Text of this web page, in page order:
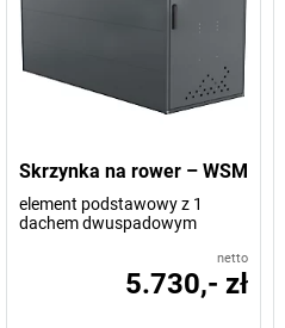
Skrzynka na rower – WSM
element podstawowy z 1
dachem dwuspadowym
netto
5.730,- zł